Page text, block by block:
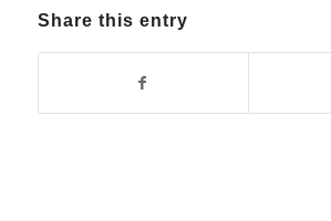
Share this entry